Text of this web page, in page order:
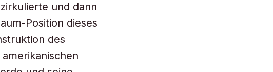
und dann
Position dieses
des